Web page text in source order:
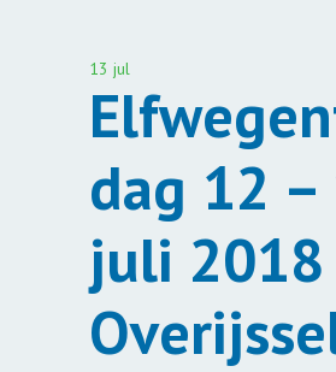
13 jul
dag 12 –
juli 2018